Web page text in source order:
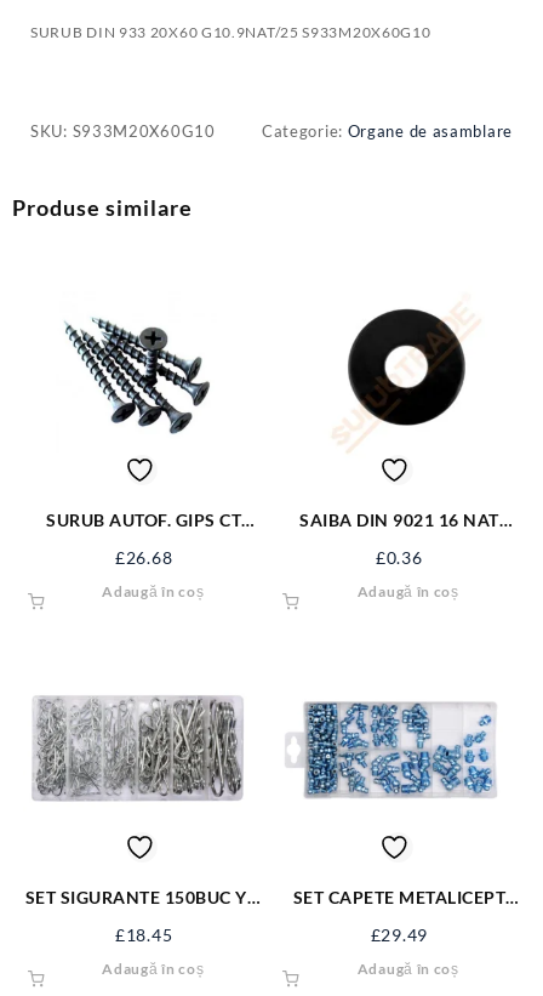
SURUB DIN 933 20X60 G10.9NAT/25 S933M20X60G10
SKU: S933M20X60G10 Categorie: Organe de asamblare
Produse similare
SURUB AUTOF. GIPS CT
£26.68
Adaugă în coș
SAIBA DIN 9021 16 NAT
£0.36
Adaugă în coș
SET SIGURANTE 150BUC YT-
£18.45
Adaugă în coș
SET CAPETE METALICEPT
06888
£29.49
Adaugă în coș